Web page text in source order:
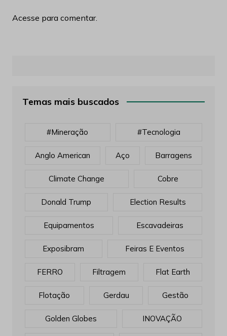
Acesse para comentar.
Temas mais buscados
#mineração #tecnologia
Anglo American Aço Barragens
Climate Change Cobre
Donald Trump Election Results
Equipamentos Escavadeiras
Exposibram Feiras E Eventos
FERRO Filtragem Flat Earth
Flotação Gerdau Gestão
Golden Globes INOVAÇÃO